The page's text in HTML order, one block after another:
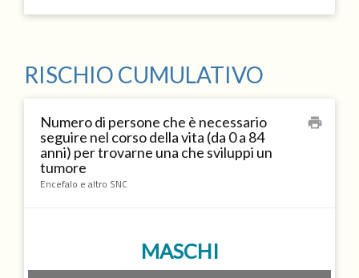
RISCHIO CUMULATIVO
Numero di persone che è necessario
seguire nel corso della vita (da 0 a 84
anni) per trovarne una che sviluppi un
tumore
Encefalo e altro SNC
print
MASCHI